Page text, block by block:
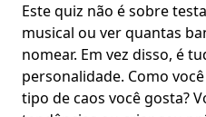
Este quiz não é sobre
musical ou ver quantas
nomear. Em vez disso, é
personalidade. Como
tipo de caos você gosta?